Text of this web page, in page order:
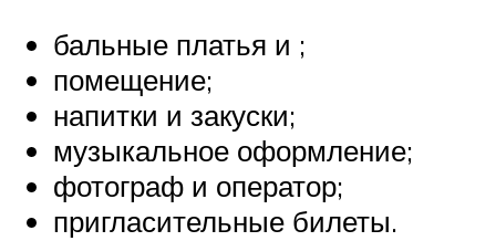
бальные платья и ;
помещение;
напитки и закуски;
музыкальное оформление;
фотограф и оператор;
пригласительные билеты.